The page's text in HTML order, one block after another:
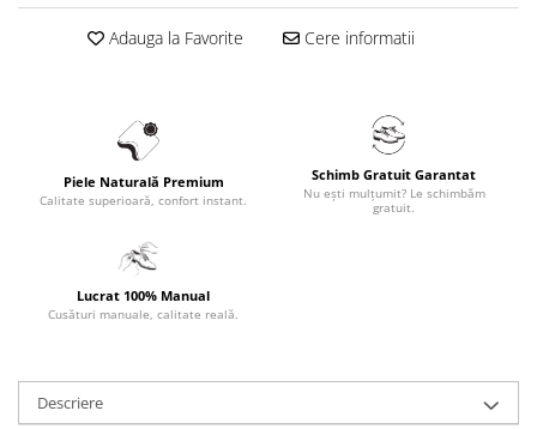
Adauga la Favorite Cere informatii
Piele Naturală Premium
Calitate superioară, confort instant.
Schimb Gratuit Garantat
Nu ești mulțumit? Le schimbăm
gratuit.
Lucrat 100% Manual
Cusături manuale, calitate reală.
Descriere